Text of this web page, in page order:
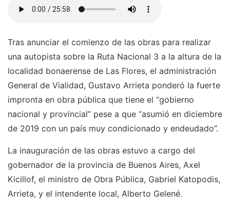
Tras anunciar el comienzo de las obras para realizar
una autopista sobre la Ruta Nacional 3 a la altura de la
localidad bonaerense de Las Flores, el administración
General de Vialidad, Gustavo Arrieta ponderó la fuerte
impronta en obra pública que tiene el “gobierno
nacional y provincial” pese a que “asumió en diciembre
de 2019 con un país muy condicionado y endeudado”.
La inauguración de las obras estuvo a cargo del
gobernador de la provincia de Buenos Aires, Axel
Kicillof, el ministro de Obra Pública, Gabriel Katopodis,
Arrieta, y el intendente local, Alberto Gelené.